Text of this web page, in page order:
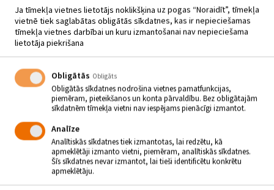
Krustpils kultūras centrs
Savukārt šo Muzikālo Balkoniņu
31.augustā
Arnicānu.
Dziedātāja un komponiste Ilze un Pauls aicina izbaudīt vakaru kopā,
būs dzirdama gan latviešu, gan, pasaules populārā mūzika, kā arī
oriģināldziesmas.
Biļetes Krustpils kultūras centra kasē un pirms pasākuma.
Biļetes cena 3 Eiro.
Atpakaļ
Ja tīmekļa vietnes lietotājs noklikšķina uz pogas “Noraidīt”, tīmekļa
vietnē tiek saglabātas obligātās sīkdatnes, kas ir nepieciešamas
tīmekļa vietnes darbībai un kuru izmantošanai nav nepieciešama
lietotāja piekrišana
Obligātās Obligāts
Obligātās sīkdatnes nodrošina vietnes pamatfunkcijas,
piemēram, pieteikšanos un konta pārvaldību. Bez obligātajām
sīkdatnēm tīmekļa vietni nav iespējams pienācīgi izmantot.
Analīze
Analītiskās sīkdatnes tiek izmantotas, lai redzētu, kā
apmeklētāji izmanto vietni, piemēram, analītiskās sīkdatnes.
Šīs sīkdatnes nevar izmantot, lai tieši identificētu konkrētu
apmeklētāju.